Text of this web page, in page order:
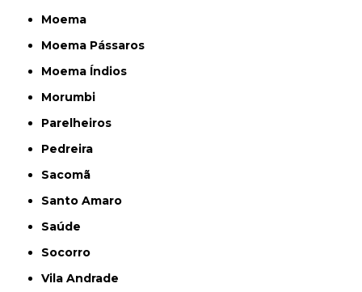
Moema
Moema Pássaros
Moema Índios
Morumbi
Parelheiros
Pedreira
Sacomã
Santo Amaro
Saúde
Socorro
Vila Andrade